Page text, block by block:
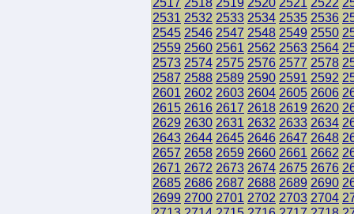
2531 2532 2533 2534 2535 2536
2545 2546 2547 2548 2549 2550
2559 2560 2561 2562 2563 2564
2573 2574 2575 2576 2577 2578
2587 2588 2589 2590 2591 2592
2601 2602 2603 2604 2605 2606
2615 2616 2617 2618 2619 2620
2629 2630 2631 2632 2633 2634
2643 2644 2645 2646 2647 2648
2657 2658 2659 2660 2661 2662
2671 2672 2673 2674 2675 2676
2685 2686 2687 2688 2689 2690
2699 2700 2701 2702 2703 2704